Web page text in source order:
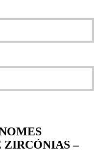
ZIRCÓNIAS –